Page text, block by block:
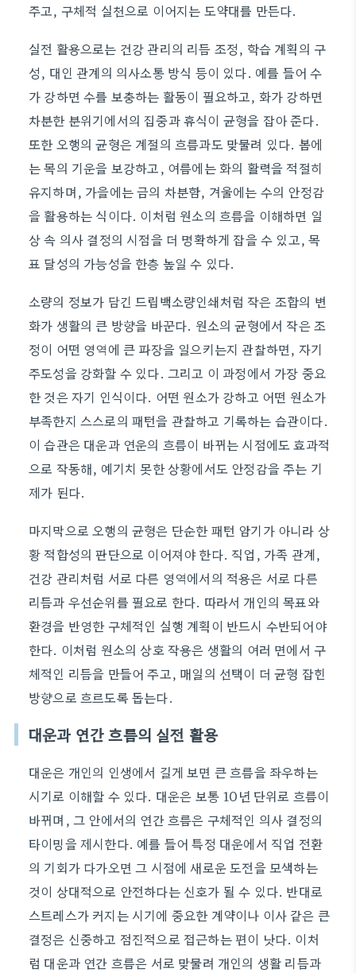
주고, 구체적 실천으로 이어지는 도약대를 만든다.
실전 활용으로는 건강 관리의 리듬 조정, 학습 계획의 구
성, 대인 관계의 의사소통 방식 등이 있다. 예를 들어 수
가 강하면 수를 보충하는 활동이 필요하고, 화가 강하면
차분한 분위기에서의 집중과 휴식이 균형을 잡아 준다.
또한 오행의 균형은 계절의 흐름과도 맞물려 있다. 봄에
는 목의 기운을 보강하고, 여름에는 화의 활력을 적절히
유지하며, 가을에는 금의 차분함, 겨울에는 수의 안정감
을 활용하는 식이다. 이처럼 원소의 흐름을 이해하면 일
상 속 의사 결정의 시점을 더 명확하게 잡을 수 있고, 목
표 달성의 가능성을 한층 높일 수 있다.
소량의 정보가 담긴 드립백소량인쇄처럼 작은 조합의 변
화가 생활의 큰 방향을 바꾼다. 원소의 균형에서 작은 조
정이 어떤 영역에 큰 파장을 일으키는지 관찰하면, 자기
주도성을 강화할 수 있다. 그리고 이 과정에서 가장 중요
한 것은 자기 인식이다. 어떤 원소가 강하고 어떤 원소가
부족한지 스스로의 패턴을 관찰하고 기록하는 습관이다.
이 습관은 대운과 연운의 흐름이 바뀌는 시점에도 효과적
으로 작동해, 예기치 못한 상황에서도 안정감을 주는 기
제가 된다.
마지막으로 오행의 균형은 단순한 패턴 암기가 아니라 상
황 적합성의 판단으로 이어져야 한다. 직업, 가족 관계,
건강 관리처럼 서로 다른 영역에서의 적용은 서로 다른
리듬과 우선순위를 필요로 한다. 따라서 개인의 목표와
환경을 반영한 구체적인 실행 계획이 반드시 수반되어야
한다. 이처럼 원소의 상호 작용은 생활의 여러 면에서 구
체적인 리듬을 만들어 주고, 매일의 선택이 더 균형 잡힌
방향으로 흐르도록 돕는다.
대운과 연간 흐름의 실전 활용
대운은 개인의 인생에서 길게 보면 큰 흐름을 좌우하는
시기로 이해할 수 있다. 대운은 보통 10년 단위로 흐름이
바뀌며, 그 안에서의 연간 흐름은 구체적인 의사 결정의
타이밍을 제시한다. 예를 들어 특정 대운에서 직업 전환
의 기회가 다가오면 그 시점에 새로운 도전을 모색하는
것이 상대적으로 안전하다는 신호가 될 수 있다. 반대로
스트레스가 커지는 시기에 중요한 계약이나 이사 같은 큰
결정은 신중하고 점진적으로 접근하는 편이 낫다. 이처
럼 대운과 연간 흐름은 서로 맞물려 개인의 생활 리듬과